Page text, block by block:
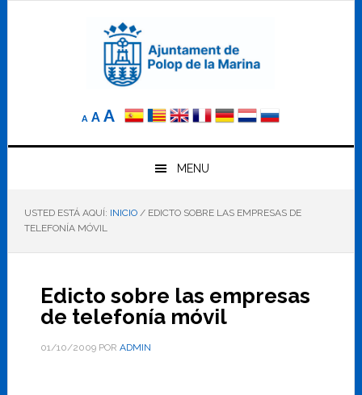
A
Reducir
elA Tamaño
AAumentar
el
tamaño
letra
MENU
USTED ESTÁ AQUÍ: INICIO /EDICTO SOBRE LAS EMPRESAS DE
TELEFONÍA MÓVIL
Edicto sobre las empresas
de telefonía móvil
01/10/2009POR ADMIN